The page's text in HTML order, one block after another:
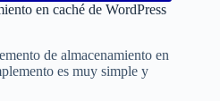
en caché de WordPress
de almacenamiento en
es muy simple y